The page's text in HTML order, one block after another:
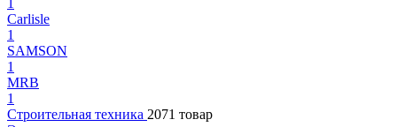
1
Carlisle
1
SAMSON
1
MRB
1
Строительная техника 2071 товар